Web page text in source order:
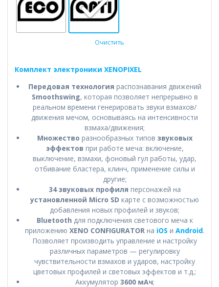
Очистить
Комплект электроники XENOPIXEL
Передовая технология распознавания движений
Smoothswing, которая позволяет непрерывно в
реальном времени генерировать звуки взмахов/
движения мечом, основываясь на интенсивности
взмаха/движения;
Множество разнообразных типов звуковых
эффектов при работе меча: включение,
выключение, взмахи, фоновый гул работы, удар,
отбивание бластера, клинч, применение силы и
другие;
34 звуковых профиля персонажей на
установленной Micro SD карте с возможностью
добавления новых профилей и звуков;
Bluetooth для подключения светового меча к
приложению XENO CONFIGURATOR на iOS и Android.
Позволяет производить управление и настройку
различных параметров — регулировку
чувствительности взмахов и ударов, настройку
цветовых профилей и световых эффектов и т.д.;
Аккумулятор 3600 мАч;